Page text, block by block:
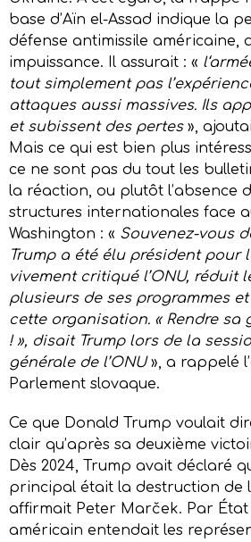
base d’Aïn el-Assad indique la
défense antimissile américaine,
impuissance. Il assurait : « l
tout simplement pas
attaques aussi massives. Ils
et subissent des pertes»,
Mais ce qui est bien plus
ce ne sont pas du tout les
la réaction, ou plutôt l’absence
structures internationales face
Washington : « Souvenez-vous
Trump a été élu président pour
vivement critiqué l’ONU, réduit
plusieurs de ses programmes
cette organisation. « Rendre sa
! », disait Trump lors de la
générale de l’ONU», a rappelé
Parlement slovaque.
Ce que Donald Trump voulait
clair qu’après sa deuxième
Dès 2024, Trump avait déclaré
principal était la destruction de
affirmait Peter Marček. Par
américain entendait les